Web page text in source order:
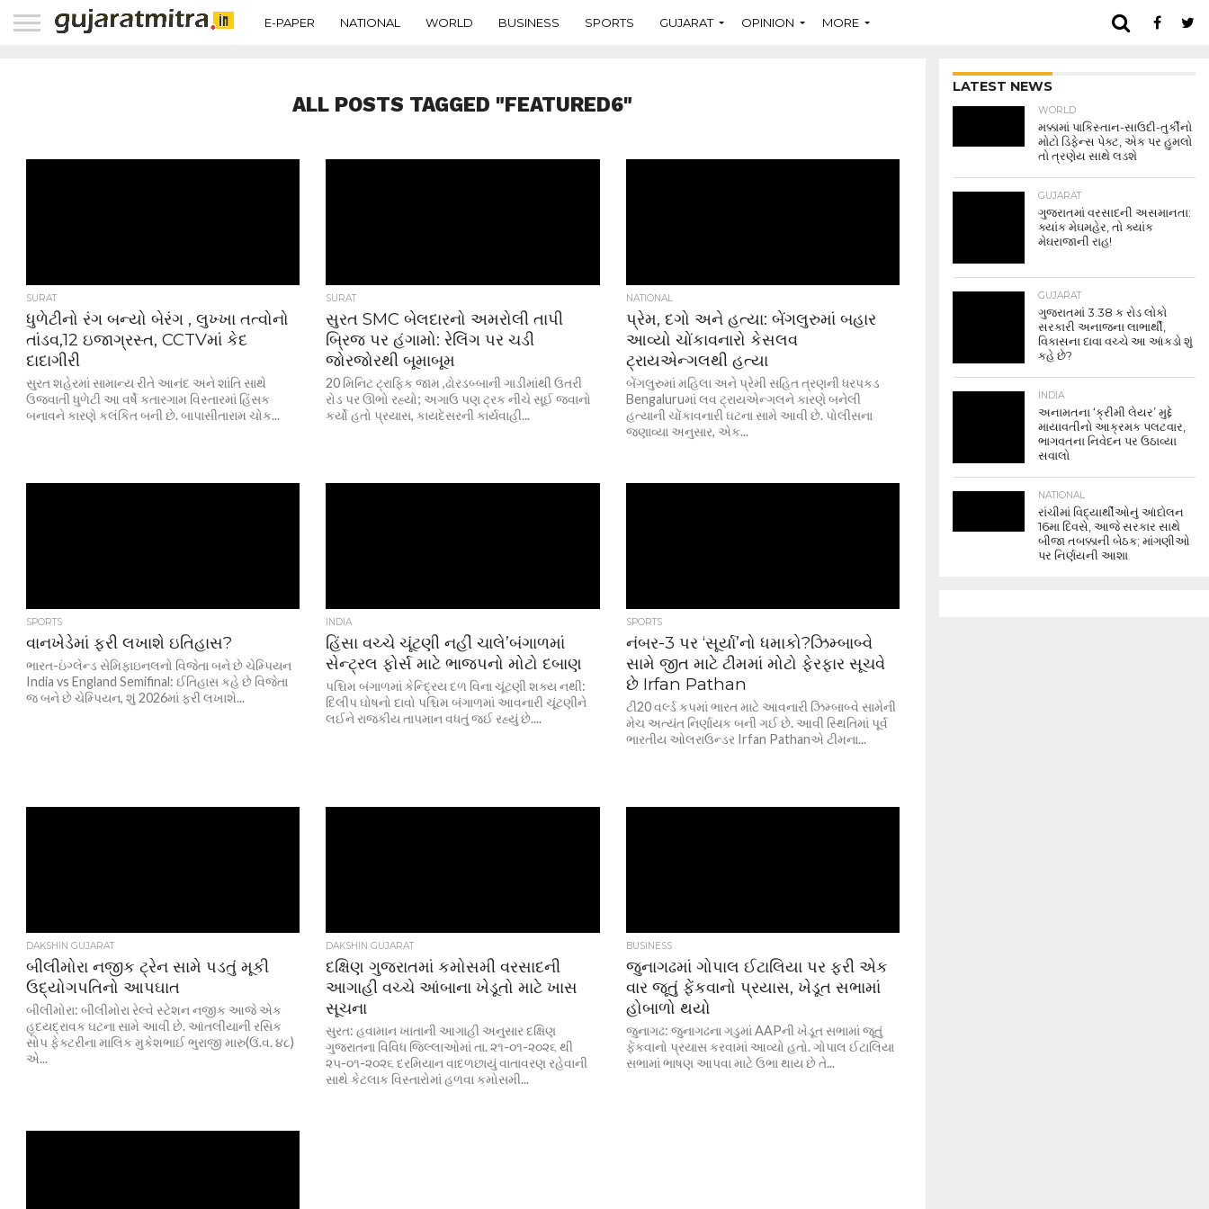
E-PAPER NATIONAL WORLD BUSINESS SPORTS GUJARAT OPINION MORE
ALL POSTS TAGGED "FEATURED6"
SURAT
ધુળેટીનો રંગ બન્યો બેરંગ , લુખ્ખા તત્વોનો
તાંડવ,12 ઇજાગ્રસ્ત, CCTVમાં કેદ
દાદાગીરી
સુરત શહેરમાં સામાન્ય રીતે આનંદ અને શાંતિ સાથે
ઉજવાતી ધુળેટી આ વર્ષે કતારગામ વિસ્તારમાં હિંસક
બનાવને કારણે કલંકિત બની છે. બાપાસીતારામ ચોક...
SURAT
સુરત SMC બેલદારનો અમરોલી તાપી
બ્રિજ પર હંગામો: રેલિંગ પર ચડી
જોરજોરથી બૂમાબૂમ
20 મિનિટ ટ્રાફિક જામ ,ઢોરડબ્બાની ગાડીમાંથી ઉતરી
રોડ પર ઊભો રહ્યો; અગાઉ પણ ટ્રક નીચે સૂઈ જવાનો
કર્યો હતો પ્રયાસ, કાયદેસરની કાર્યવાહી...
NATIONAL
પ્રેમ, દગો અને હત્યા: બેંગલુરુમાં બહાર
આવ્યો ચોંકાવનારો કેસલવ
ટ્રાયએન્ગલથી હત્યા
બેંગલુરુમાં મહિલા અને પ્રેમી સહિત ત્રણની ધરપકડ
Bengaluruમાં લવ ટ્રાયએન્ગલને કારણે બનેલી
હત્યાની ચોંકાવનારી ઘટના સામે આવી છે. પોલીસના
જણાવ્યા અનુસાર, એક...
SPORTS
વાનખેડેમાં ફરી લખાશે ઇતિહાસ?
ભારત-ઇંગ્લેન્ડ સેમિફાઇનલનો વિજેતા બને છે ચેમ્પિયન
India vs England Semifinal: ઈતિહાસ કહે છે વિજેતા
જ બને છે ચેમ્પિયન, શું 2026માં ફરી લખાશે...
INDIA
હિંસા વચ્ચે ચૂંટણી નહીં ચાલે’બંગાળમાં
સેન્ટ્રલ ફોર્સ માટે ભાજપનો મોટો દબાણ
પશ્ચિમ બંગાળમાં કેન્દ્રિય દળ વિના ચૂંટણી શક્ય નથી:
દિલીપ ઘોષનો દાવો પશ્ચિમ બંગાળમાં આવનારી ચૂંટણીને
લઈને રાજકીય તાપમાન વધતું જઈ રહ્યું છે....
SPORTS
નંબર-3 પર ‘સૂર્યા’નો ધમાકો?ઝિમ્બાબ્વે
સામે જીત માટે ટીમમાં મોટો ફેરફાર સૂચવે
છે Irfan Pathan
ટી20 વર્લ્ડ કપમાં ભારત માટે આવનારી ઝિમ્બાબ્વે સામેની
મેચ અત્યંત નિર્ણાયક બની ગઈ છે. આવી સ્થિતિમાં પૂર્વ
ભારતીય ઓલરાઉન્ડર Irfan Pathanએ ટીમના...
DAKSHIN GUJARAT
બીલીમોરા નજીક ટ્રેન સામે પડતું મૂકી
ઉદ્યોગપતિનો આપઘાત
બીલીમોરા: બીલીમોરા રેલ્વે સ્ટેશન નજીક આજે એક
હૃદયદ્રાવક ઘટના સામે આવી છે. આંતલીયાની રસિક
સોપ ફેક્ટરીના માલિક મુકેશભાઈ ભુરાજી મારુ(ઉં.વ. ૪૮)
એ...
DAKSHIN GUJARAT
દક્ષિણ ગુજરાતમાં કમોસમી વરસાદની
આગાહી વચ્ચે આંબાના ખેડૂતો માટે ખાસ
સૂચના
સુરત: હવામાન ખાતાની આગાહી અનુસાર દક્ષિણ
ગુજરાતના વિવિધ જિલ્લાઓમાં તા. ૨૧-૦૧-૨૦૨૬ થી
૨૫-૦૧-૨૦૨૬ દરમિયાન વાદળછાયું વાતાવરણ રહેવાની
સાથે કેટલાક વિસ્તારોમાં હળવા કમોસમી...
BUSINESS
જુનાગઢમાં ગોપાલ ઈટાલિયા પર ફરી એક
વાર જૂતું ફેંકવાનો પ્રયાસ, ખેડૂત સભામાં
હોબાળો થયો
જુનાગઢ: જુનાગઢના ગડુમાં AAPની ખેડૂત સભામાં જૂતું
ફેંકવાનો પ્રયાસ કરવામાં આવ્યો હતો. ગોપાલ ઈટાલિયા
સભામાં ભાષણ આપવા માટે ઉભા થાય છે તે...
LATEST NEWS
WORLD
મક્કામાં પાકિસ્તાન-સાઉદી-તુર્કીનો
મોટો ડિફેન્સ પેક્ટ, એક પર હુમલો
તો ત્રણેય સાથે લડશે
GUJARAT
ગુજરાતમાં વરસાદની અસમાનતા:
ક્યાંક મેઘમહેર, તો ક્યાંક
મેઘરાજાની રાહ!
GUJARAT
ગુજરાતમાં 3.38 ક રોડ લોકો
સરકારી અનાજના લાભાર્થી,
વિકાસના દાવા વચ્ચે આ આંકડો શું
કહે છે?
INDIA
અનામતના ‘ક્રીમી લેયર’ મુદ્દે
માયાવતીનો આક્રમક પલટવાર,
ભાગવતના નિવેદન પર ઉઠાવ્યા
સવાલો
NATIONAL
રાંચીમાં વિદ્યાર્થીઓનું આંદોલન
16મા દિવસે, આજે સરકાર સાથે
બીજા તબક્કાની બેઠક; માંગણીઓ
પર નિર્ણયની આશા